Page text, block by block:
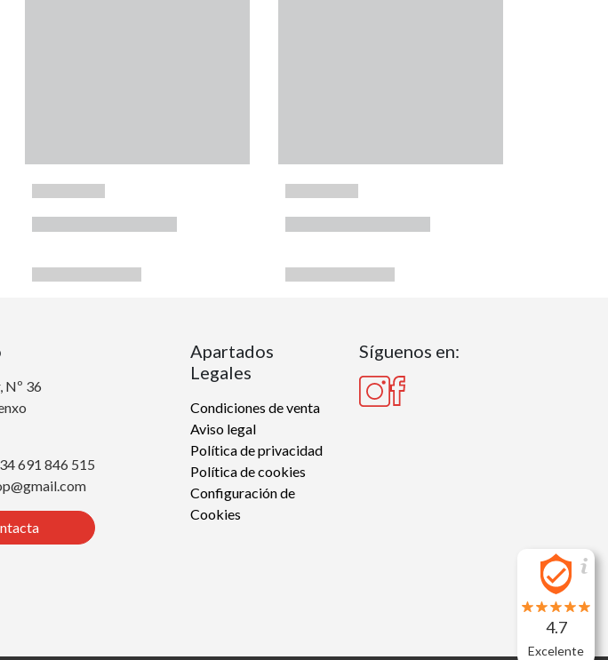
Nº 36
691 846 515
Apartados
Legales
Condiciones de venta
Aviso legal
Política de privacidad
Política de cookies
Configuración de
Cookies
Síguenos en:
4.7
Excelente